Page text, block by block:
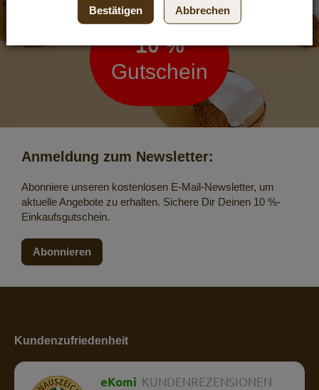
10 %
Gutschein
Anmeldung zum Newsletter:
Abonniere unseren kostenlosen E-Mail-Newsletter, um
aktuelle Angebote zu erhalten. Sichere Dir Deinen 10 %-
Einkaufsgutschein.
Abonnieren
Kundenzufriedenheit
eKomi KUNDENREZENSIONEN
Bestätigen Abbrechen